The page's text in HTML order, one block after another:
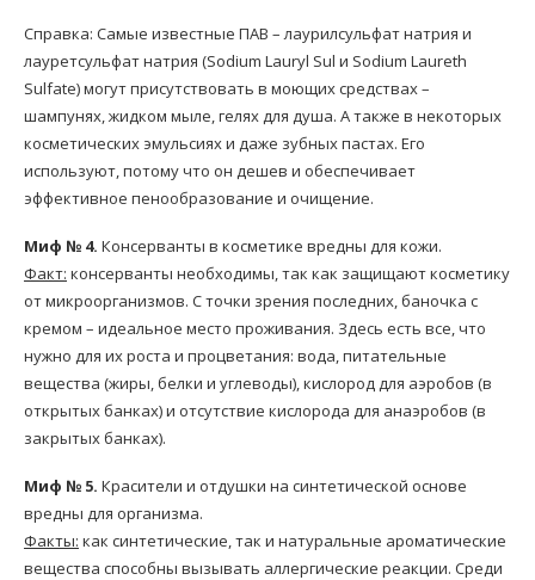
Справка: Самые известные ПАВ – лаурилсульфат натрия и
лауретсульфат натрия (Sodium Lauryl Sul и Sodium Laureth
Sulfate) могут присутствовать в моющих средствах –
шампунях, жидком мыле, гелях для душа. А также в некоторых
косметических эмульсиях и даже зубных пастах. Его
используют, потому что он дешев и обеспечивает
эффективное пенообразование и очищение.
Миф № 4. Консерванты в косметике вредны для кожи.
Факт: консерванты необходимы, так как защищают косметику
от микроорганизмов. С точки зрения последних, баночка с
кремом – идеальное место проживания. Здесь есть все, что
нужно для их роста и процветания: вода, питательные
вещества (жиры, белки и углеводы), кислород для аэробов (в
открытых банках) и отсутствие кислорода для анаэробов (в
закрытых банках).
Миф № 5. Красители и отдушки на синтетической основе
вредны для организма.
Факты: как синтетические, так и натуральные ароматические
вещества способны вызывать аллергические реакции. Среди